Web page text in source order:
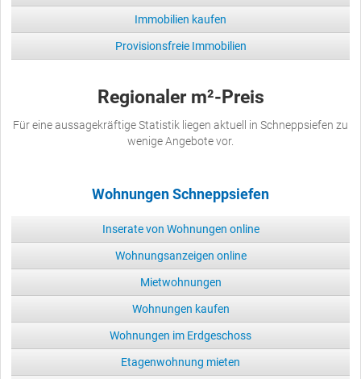
Immobilien kaufen
Provisionsfreie Immobilien
Regionaler m²-Preis
Für eine aussagekräftige Statistik liegen aktuell in Schneppsiefen zu
wenige Angebote vor.
Wohnungen Schneppsiefen
Inserate von Wohnungen online
Wohnungsanzeigen online
Mietwohnungen
Wohnungen kaufen
Wohnungen im Erdgeschoss
Etagenwohnung mieten